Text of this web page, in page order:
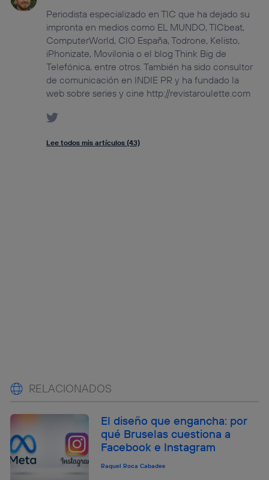
Periodista especializado en TIC que ha dejado su
impronta en medios como EL MUNDO, TICbeat,
ComputerWorld, CIO España, Todrone, Kelisto,
iPhonizate, Movilonia o el blog Think Big de
Telefónica, entre otros. También ha sido consultor
de comunicación en INDIE PR y ha fundado la
web sobre series y cine http://revistaroulette.com
Lee todos mis artículos (43)
RELACIONADOS
El diseño que engancha: por
qué Bruselas cuestiona a
Facebook e Instagram
Raquel Roca Cabades